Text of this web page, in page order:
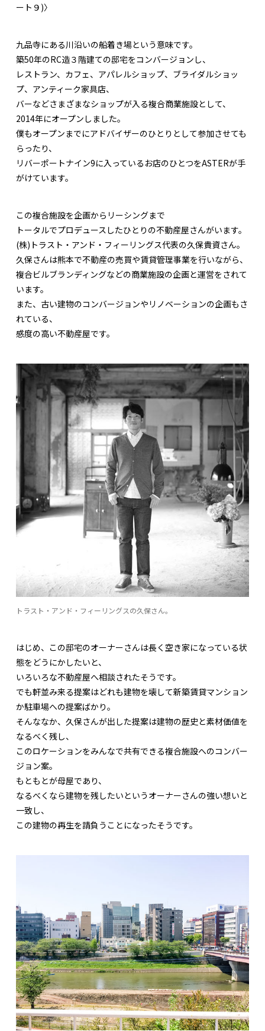
ート９)〉
九品寺にある川沿いの船着き場という意味です。
築50年のRC造３階建ての邸宅をコンバージョンし、
レストラン、カフェ、アパレルショップ、ブライダルショッ
プ、アンティーク家具店、
バーなどさまざまなショップが入る複合商業施設として、
2014年にオープンしました。
僕もオープンまでにアドバイザーのひとりとして参加させても
らったり、
リバーポートナイン9に入っているお店のひとつをASTERが手
がけています。
この複合施設を企画からリーシングまで
トータルでプロデュースしたひとりの不動産屋さんがいます。
(株)トラスト・アンド・フィーリングス代表の久保貴資さん。
久保さんは熊本で不動産の売買や賃貸管理事業を行いながら、
複合ビルブランディングなどの商業施設の企画と運営をされて
います。
また、古い建物のコンバージョンやリノベーションの企画もさ
れている、
感度の高い不動産屋です。
トラスト・アンド・フィーリングスの久保さん。
はじめ、この邸宅のオーナーさんは長く空き家になっている状
態をどうにかしたいと、
いろいろな不動産屋へ相談されたそうです。
でも軒並み来る提案はどれも建物を壊して新築賃貸マンション
か駐車場への提案ばかり。
そんななか、久保さんが出した提案は建物の歴史と素材価値を
なるべく残し、
このロケーションをみんなで共有できる複合施設へのコンバー
ジョン案。
もともとが母屋であり、
なるべくなら建物を残したいというオーナーさんの強い想いと
一致し、
この建物の再生を請負うことになったそうです。